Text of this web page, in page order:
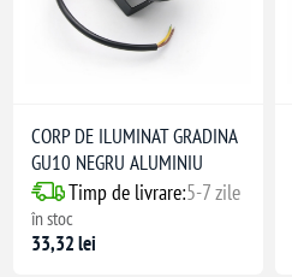
CORP DE ILUMINAT GRADINA
GU10 NEGRU ALUMINIU
Timp de livrare:5-7 zile
în stoc
33,32 lei